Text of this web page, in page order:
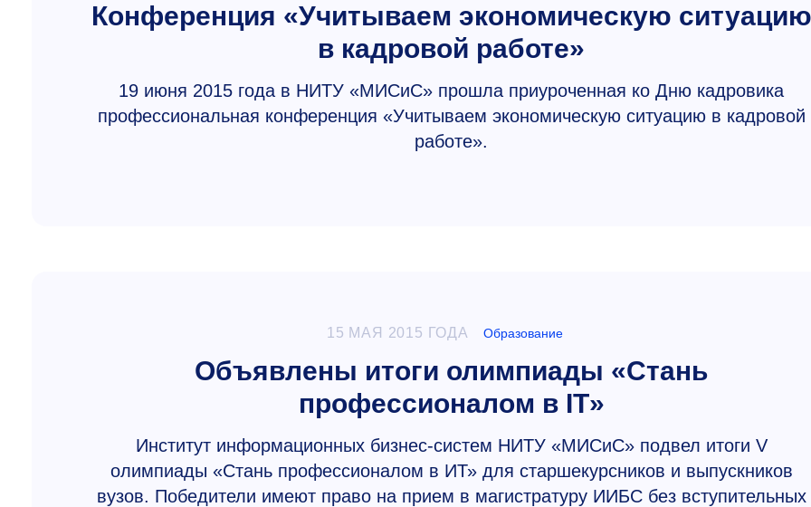
Конференция «Учитываем экономическую ситуацию
в кадровой работе»
19 июня 2015 года в НИТУ «МИСиС» прошла приуроченная ко Дню кадровика
профессиональная конференция «Учитываем экономическую ситуацию в кадровой
работе».
15 МАЯ 2015 ГОДА Образование
Объявлены итоги олимпиады «Стань
профессионалом в IT»
Институт информационных бизнес-систем НИТУ «МИСиС» подвел итоги V
олимпиады «Стань профессионалом в ИТ» для старшекурсников и выпускников
вузов. Победители имеют право на прием в магистратуру ИИБС без вступительных